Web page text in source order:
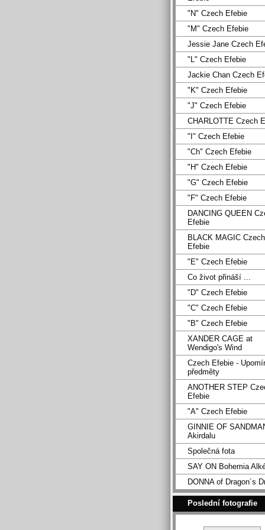
"N" Czech Efebie
"M" Czech Efebie
Jessie Jane Czech
"L" Czech Efebie
Jackie Chan Czech
"K" Czech Efebie
"J" Czech Efebie
CHARLOTTE Czech
"I" Czech Efebie
"Ch" Czech Efebie
"H" Czech Efebie
"G" Czech Efebie
"F" Czech Efebie
DANCING QUEEN
Efebie
BLACK MAGIC Czech
Efebie
"E" Czech Efebie
Co život přináší ...
"D" Czech Efebie
"C" Czech Efebie
"B" Czech Efebie
XANDER CAGE at
Wendigo's Wind
Czech Efebie -
předměty
ANOTHER STEP
Efebie
"A" Czech Efebie
GINNIE OF
Akirdalu
Společná fota
SAY ON Bohemia
DONNA of Dragon´s
Poslední fotografie